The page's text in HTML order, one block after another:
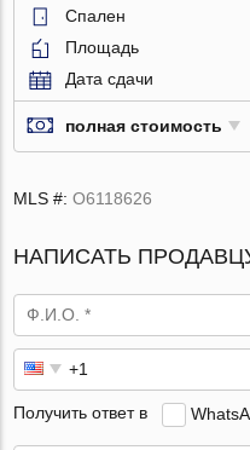
Спален
Площадь
Дата сдачи
полная стоимость
MLS #:O6118626
НАПИСАТЬ
Получить ответ в